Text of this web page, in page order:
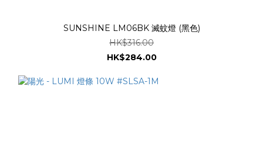
SUNSHINE LM06BK 滅蚊燈 (黑色)
HK$316.00
HK$284.00